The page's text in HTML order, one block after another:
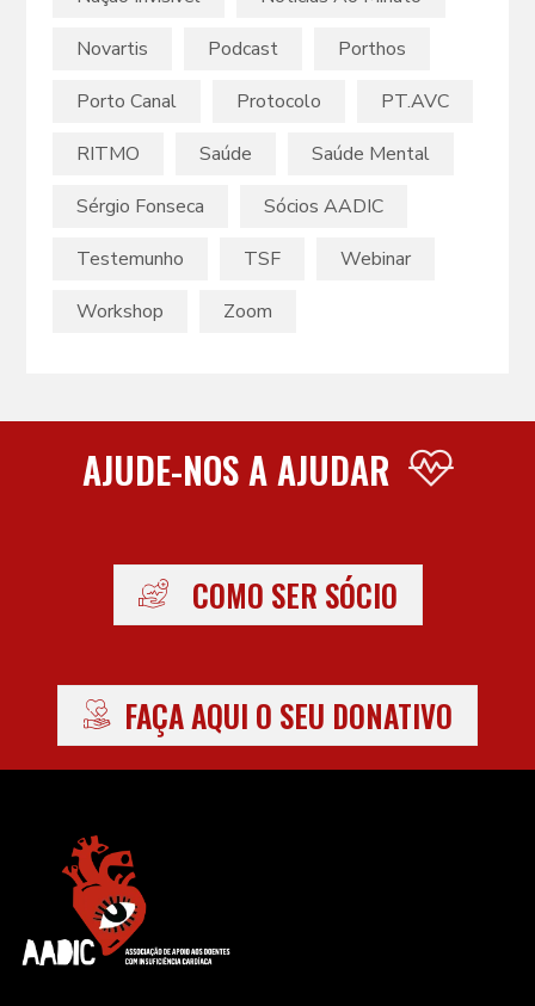
Novartis
Podcast
Porthos
Porto Canal
Protocolo
PT.AVC
RITMO
Saúde
Saúde Mental
Sérgio Fonseca
Sócios AADIC
Testemunho
TSF
Webinar
Workshop
Zoom
AJUDE-NOS A AJUDAR
COMO SER SÓCIO
FAÇA AQUI O SEU DONATIVO